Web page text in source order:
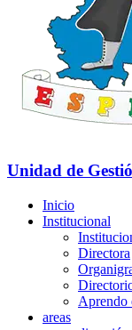
Unidad de
Inicio
Institucional
Directora
Aprendo
areas